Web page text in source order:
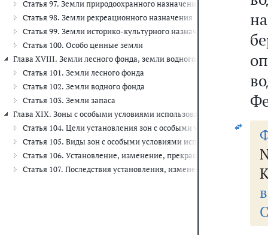
Статья 97. Земли природоохранного назначения
Статья 98. Земли рекреационного назначения
Статья 99. Земли историко-культурного назначения
Статья 100. Особо ценные земли
Глава XVIII. Земли лесного фонда, земли водного фонда и земли
Статья 101. Земли лесного фонда
Статья 102. Земли водного фонда
Статья 103. Земли запаса
Глава XIX. Зоны с особыми условиями использования территорий
Статья 104. Цели установления зон с особыми условиями
Статья 105. Виды зон с особыми условиями использования
Статья 106. Установление, изменение, прекращение
Статья 107. Последствия установления, изменения,